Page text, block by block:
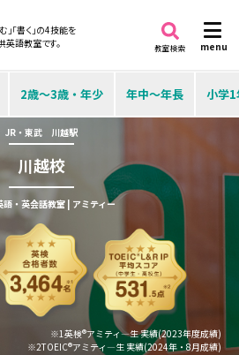
む」「書く」の4技能を
語教室です。
menu
教室検索
2歳～3歳・年少 年中～年長 小学
JR・東武 川越駅
川越校
語・英会話教室 | アミティー
※1英検®アミティ―生 実績(2023年度成績)
※2TOEIC®アミティ―生 実績(2024年・8月成績)